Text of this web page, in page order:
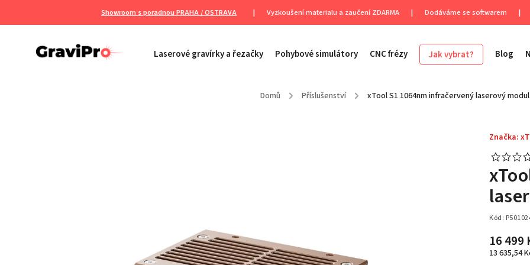
Showroom s poradnou PRAHA / OSTRAVA | Vyzkoušení materialu a zaučení ZDARMA | Dodáváme se softwarem |
Laserové gravírky a řezačky Pohybové simulátory CNC frézy Jak vybrat? Blog
Domů / Příslušenství / xTool S1 1064nm infračervený laserový modul
Kód:
16 499
13 635,54
Značka: